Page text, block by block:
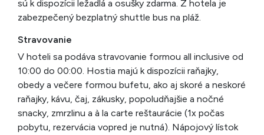
sú k dispozícii ležadlá a osušky zdarma. Z hotela je
zabezpečený bezplatný shuttle bus na pláž.
Stravovanie
V hoteli sa podáva stravovanie formou all inclusive od
10:00 do 00:00. Hostia majú k dispozícii raňajky,
obedy a večere formou bufetu, ako aj skoré a neskoré
raňajky, kávu, čaj, zákusky, popoludňajšie a nočné
snacky, zmrzlinu a à la carte reštaurácie (1x počas
pobytu, rezervácia vopred je nutná). Nápojový lístok